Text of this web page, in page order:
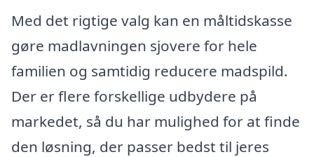
Med det rigtige valg kan en måltidskasse
gøre madlavningen sjovere for hele
familien og samtidig reducere madspild.
Der er flere forskellige udbydere på
markedet, så du har mulighed for at finde
den løsning, der passer bedst til jeres